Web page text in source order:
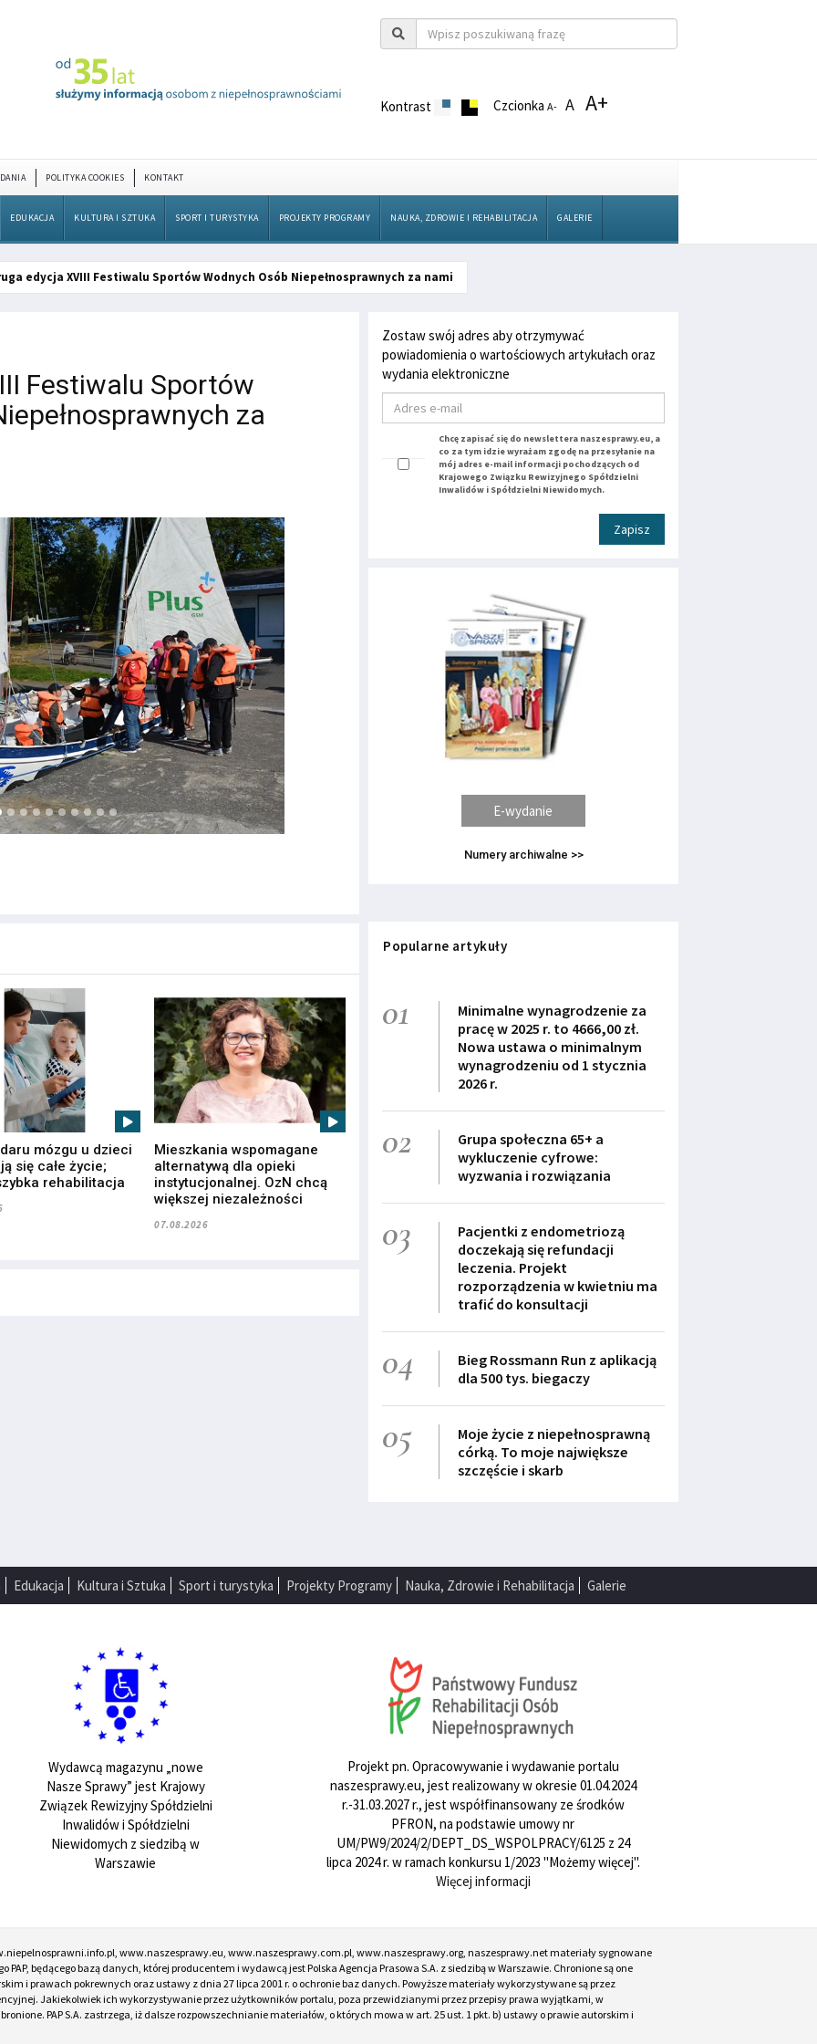
Kontrast CzcionkaA- A A+
POLITYKA COOKIES KONTAKT
EDUKACJA KULTURA I SZTUKA SPORT I TURYSTYKA PROJEKTY PROGRAMY NAUKA, ZDROWIE I REHABILITACJA GALERIE
edycja XVIII Festiwalu Sportów Wodnych Osób Niepełnosprawnych za nami
Festiwalu Sportów
za
mózgu u dzieci
się całe życie;
rehabilitacja
Mieszkania wspomagane
alternatywą dla opieki
instytucjonalnej. OzN chcą
większej niezależności
07.08.2026
Zostaw swój adres aby otrzymywać
powiadomienia o wartościowych artykułach oraz
wydania elektroniczne
Chcę zapisać się do newslettera naszesprawy.eu, a
co za tym idzie wyrażam zgodę na przesyłanie na
mój adres e-mail informacji pochodzących od
Krajowego Związku Rewizyjnego Spółdzielni
Inwalidów i Spółdzielni Niewidomych.
Zapisz
E-wydanie
Numery archiwalne >>
Popularne artykuły
01
Minimalne wynagrodzenie za
pracę w 2025 r. to 4666,00 zł.
Nowa ustawa o minimalnym
wynagrodzeniu od 1 stycznia
2026 r.
02
Grupa społeczna 65+ a
wykluczenie cyfrowe:
wyzwania i rozwiązania
03
Pacjentki z endometriozą
doczekają się refundacji
leczenia. Projekt
rozporządzenia w kwietniu ma
trafić do konsultacji
04
Bieg Rossmann Run z aplikacją
dla 500 tys. biegaczy
05
Moje życie z niepełnosprawną
córką. To moje największe
szczęście i skarb
Edukacja Kultura i Sztuka Sport i turystyka Projekty Programy Nauka, Zdrowie i Rehabilitacja Galerie
Wydawcą magazynu „nowe
Nasze Sprawy” jest Krajowy
Związek Rewizyjny Spółdzielni
Inwalidów i Spółdzielni
Niewidomych z siedzibą w
Warszawie
Projekt pn. Opracowywanie i wydawanie portalu
naszesprawy.eu, jest realizowany w okresie 01.04.2024
r.-31.03.2027 r., jest współfinansowany ze środków
PFRON, na podstawie umowy nr
UM/PW9/2024/2/DEPT_DS_WSPOLPRACY/6125 z 24
lipca 2024 r. w ramach konkursu 1/2023 "Możemy więcej".
Więcej informacji
www.naszesprawy.eu, www.naszesprawy.com.pl, www.naszesprawy.org, naszesprawy.net materiały sygnowane
PAP, będącego bazą danych, której producentem i wydawcą jest Polska Agencja Prasowa S.A. z siedzibą w Warszawie. Chronione są one
i prawach pokrewnych oraz ustawy z dnia 27 lipca 2001 r. o ochronie baz danych. Powyższe materiały wykorzystywane są przez
Jakiekolwiek ich wykorzystywanie przez użytkowników portalu, poza przewidzianymi przez przepisy prawa wyjątkami, w
PAP S.A. zastrzega, iż dalsze rozpowszechnianie materiałów, o których mowa w art. 25 ust. 1 pkt. b) ustawy o prawie autorskim i